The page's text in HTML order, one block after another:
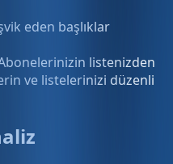
eden başlıklar
listenizden
ve listelerinizi düzenli